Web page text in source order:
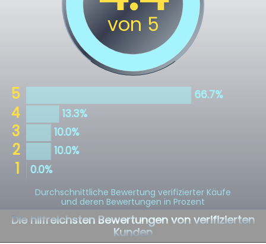
Durchschnittliche Bewertung verifizierter Käufe
und deren Bewertungen in Prozent
Die hilfreichsten Bewertungen von verifizierten
Kunden